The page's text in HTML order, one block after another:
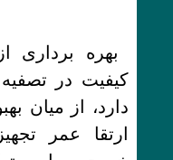
بهره برداری
کیفیت در
دارد، از میان
ارتقا عمر